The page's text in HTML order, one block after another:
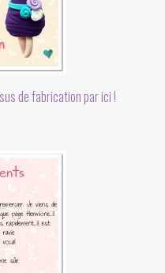
de fabrication par ici !